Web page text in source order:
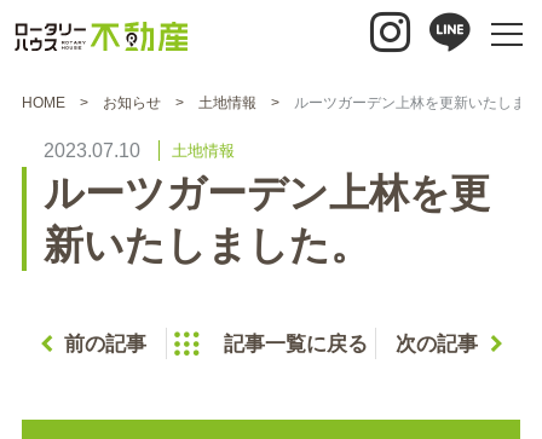
HOME お知らせ 土地情報 ルーツガーデン上林を更新いたしま
2023.07.10 土地情報
ルーツガーデン上林を更
新いたしました。
前の記事 記事一覧に戻る 次の記事